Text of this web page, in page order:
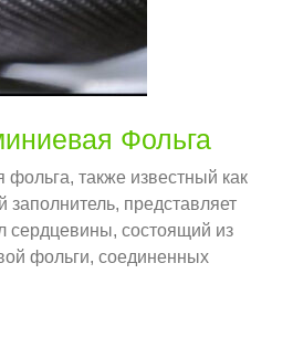
Фольга
также известный как
представляет
сердцевины, состоящий из
фольги, соединенных
похоже на соты.